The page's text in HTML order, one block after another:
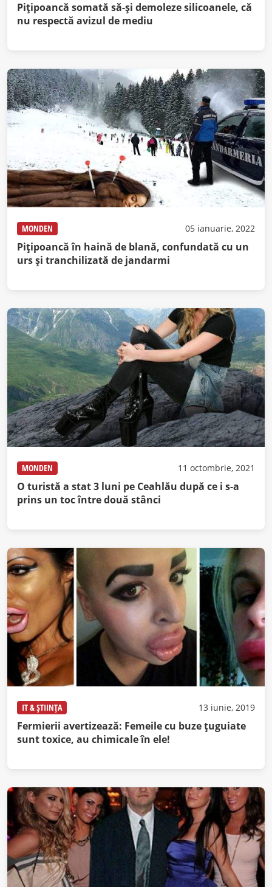
Pițipoancă somată să-și demoleze silicoanele, că
nu respectă avizul de mediu
MONDEN 05 ianuarie, 2022
Piţipoancă în haină de blană, confundată cu un
urs şi tranchilizată de jandarmi
MONDEN 11 octombrie, 2021
O turistă a stat 3 luni pe Ceahlău după ce i s-a
prins un toc între două stânci
IT & ȘTIINȚA 13 iunie, 2019
Fermierii avertizează: Femeile cu buze ţuguiate
sunt toxice, au chimicale în ele!